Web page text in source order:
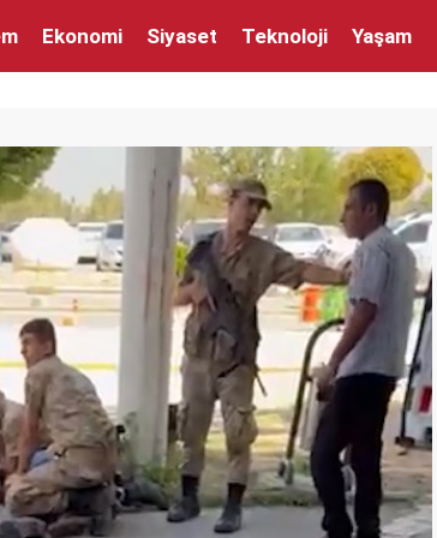
Ekonomi Siyaset Teknoloji Yaşam